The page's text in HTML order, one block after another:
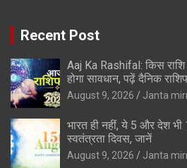
Recent Post
Aaj Ka Rashifal: किस
होगा सावधान, पढ़ें दैनिक
August 9, 2026 Janta
भारत ही नहीं, ये 5 और देश
स्वतंत्रता दिवस, जानें
August 9, 2026 Janta